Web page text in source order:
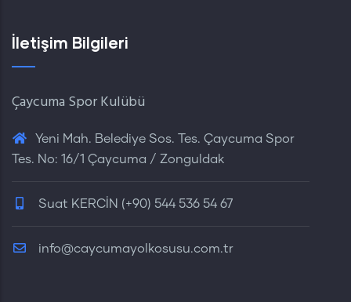
İletişim Bilgileri
Çaycuma Spor Kulübü
Yeni Mah. Belediye Sos. Tes. Çaycuma Spor
Tes. No: 16/1 Çaycuma / Zonguldak
Suat KERCİN (+90) 544 536 54 67
info@caycumayolkosusu.com.tr